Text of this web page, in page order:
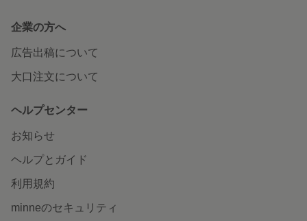
企業の方へ
広告出稿について
大口注文について
ヘルプセンター
お知らせ
ヘルプとガイド
利用規約
minneのセキュリティ